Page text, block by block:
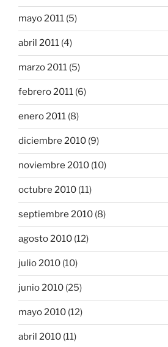
mayo 2011 (5)
abril 2011 (4)
marzo 2011 (5)
febrero 2011 (6)
enero 2011 (8)
diciembre 2010 (9)
noviembre 2010 (10)
octubre 2010 (11)
septiembre 2010 (8)
agosto 2010 (12)
julio 2010 (10)
junio 2010 (25)
mayo 2010 (12)
abril 2010 (11)